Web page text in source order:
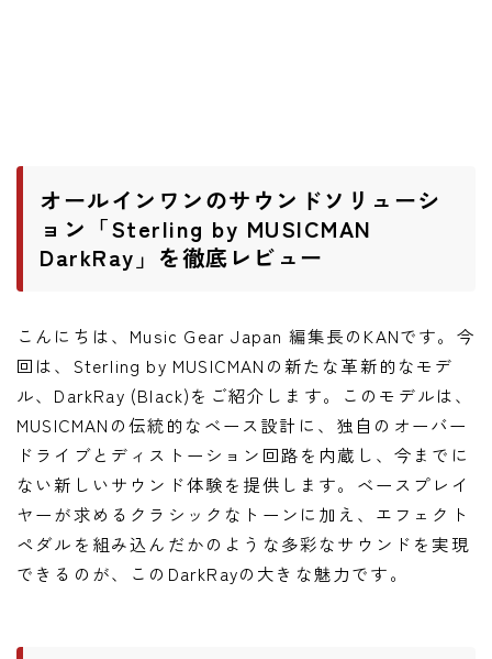
オールインワンのサウンドソリューシ
ョン「Sterling by MUSICMAN
DarkRay」を徹底レビュー
こんにちは、Music Gear Japan 編集長のKANです。今
回は、Sterling by MUSICMANの新たな革新的なモデ
ル、DarkRay (Black)をご紹介します。このモデルは、
MUSICMANの伝統的なベース設計に、独自のオーバー
ドライブとディストーション回路を内蔵し、今までに
ない新しいサウンド体験を提供します。ベースプレイ
ヤーが求めるクラシックなトーンに加え、エフェクト
ペダルを組み込んだかのような多彩なサウンドを実現
できるのが、このDarkRayの大きな魅力です。